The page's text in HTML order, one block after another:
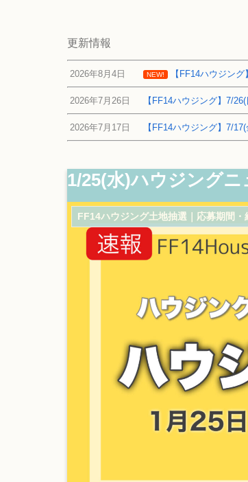
更新情報
2026年8月4日 NEW! 【FF14ハウジン
2026年7月26日 【FF14ハウジング】7/
2026年7月17日 【FF14ハウジング】7/
1/25(水)ハウジングニ
FF14ハウジング土地抽選｜応募期間・